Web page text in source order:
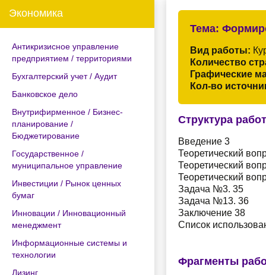
Экономика
Антикризисное управление
предприятием / территориями
Бухгалтерский учет / Аудит
Банковское дело
Внутрифирменное / Бизнес-
планирование /
Бюджетирование
Государственное /
муниципальное управление
Инвестиции / Рынок ценных
бумаг
Инновации / Инновационный
менеджмент
Информационные системы и
технологии
Лизинг
Тема:
Вид работы:
Количество
Графические
Кол-во
Структура
Введение 3
Теоретический
Теоретический
Теоретический
Задача №3. 35
Задача №13. 36
Заключение 38
Список
Фрагменты